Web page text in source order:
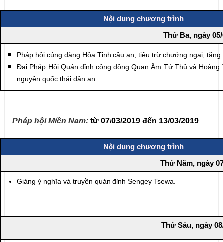
Nội dung chương trình
Thứ Ba, ngày 05/
Pháp hội cúng dàng Hỏa Tịnh cầu an, tiêu trừ chướng ngại,
Đại Pháp Hội Quán đỉnh cộng đồng Quan Âm Tứ Thủ và Hoàng
nguyện quốc thái dân an.
Pháp hội Miền Nam: từ 07/03/2019 đến 13/03/2019
Nội dung chương trình
Thứ Năm, ngày
Giảng ý nghĩa và truyền quán đỉnh Sengey Tsewa.
Thứ Sáu, ngày